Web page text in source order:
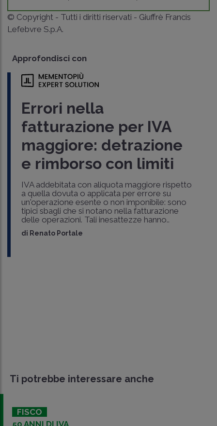
© Copyright - Tutti i diritti riservati - Giuffrè Francis
Lefebvre S.p.A.
Approfondisci con
Errori nella
fatturazione per IVA
maggiore: detrazione
e rimborso con limiti
IVA addebitata con aliquota maggiore rispetto
a quella dovuta o applicata per errore su
un'operazione esente o non imponibile: sono
tipici sbagli che si notano nella fatturazione
delle operazioni. Tali inesattezze hanno..
di Renato Portale
Ti potrebbe interessare anche
FISCO